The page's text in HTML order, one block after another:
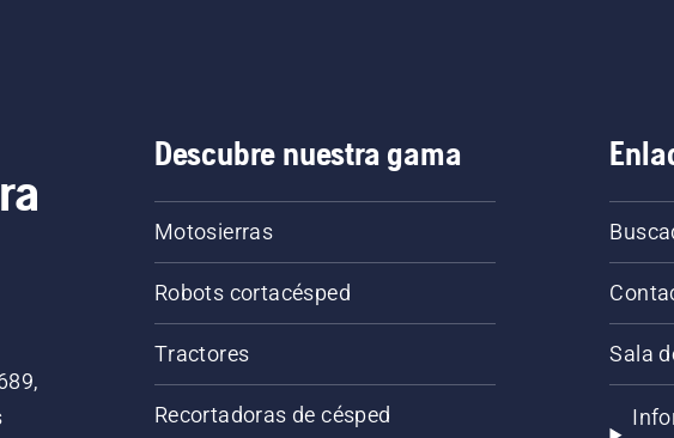
Descubre nuestra gama
Motosierras
Robots cortacésped
Tractores
Recortadoras de césped
Sala